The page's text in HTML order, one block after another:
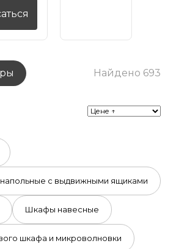
Найдено 693
с выдвижными ящиками
Шкафы навесные
шкафа и микроволновки